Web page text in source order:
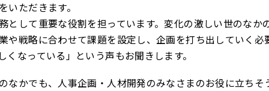
いただきます。
として重要な役割を担っています。変化の激しい世のなか
や戦略に合わせて課題を設定し、企画を打ち出していく必
くなっている」という声もお聞きします。
なかでも、人事企画・人材開発のみなさまのお役に立ちそ